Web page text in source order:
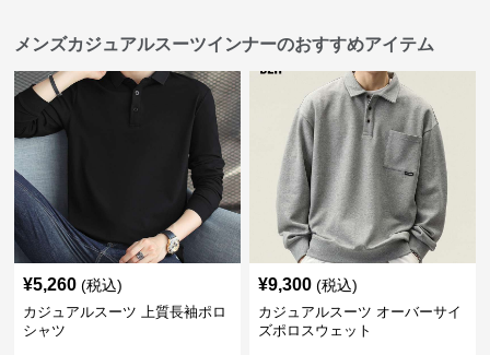
メンズカジュアルスーツインナーのおすすめアイテム
¥5,260 (税込)
カジュアルスーツ 上質長袖ポロ
シャツ
¥9,300 (税込)
カジュアルスーツ オーバーサイ
ズポロスウェット